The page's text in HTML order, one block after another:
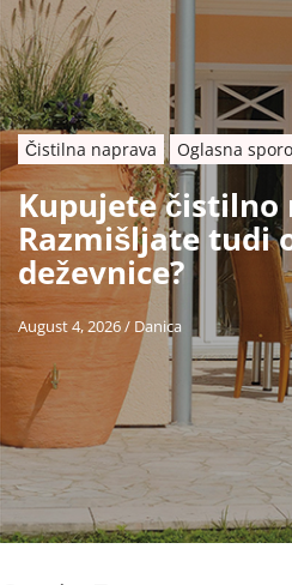
Čistilna naprava Oglasna
Kupujete čistilno
Razmišljate tudi
deževnice?
August 4, 2026/ Danica